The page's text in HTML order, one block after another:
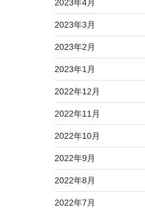
2023年4月
2023年3月
2023年2月
2023年1月
2022年12月
2022年11月
2022年10月
2022年9月
2022年8月
2022年7月